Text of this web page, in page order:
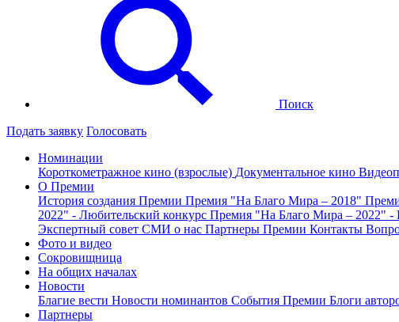
Поиск
Подать заявку Голосовать
Номинации
Короткометражное кино (взрослые) Документальное кино
О Премии
История создания Премии Премия "На Благо Мира – 2018"
2022" - Любительский конкурс Премия "На Благо Мира – 2022" -
Экспертный совет СМИ о нас Партнеры Премии Контакты
Фото и видео
Сокровищница
На общих началах
Новости
Благие вести Новости номинантов События Премии Блоги
Партнеры